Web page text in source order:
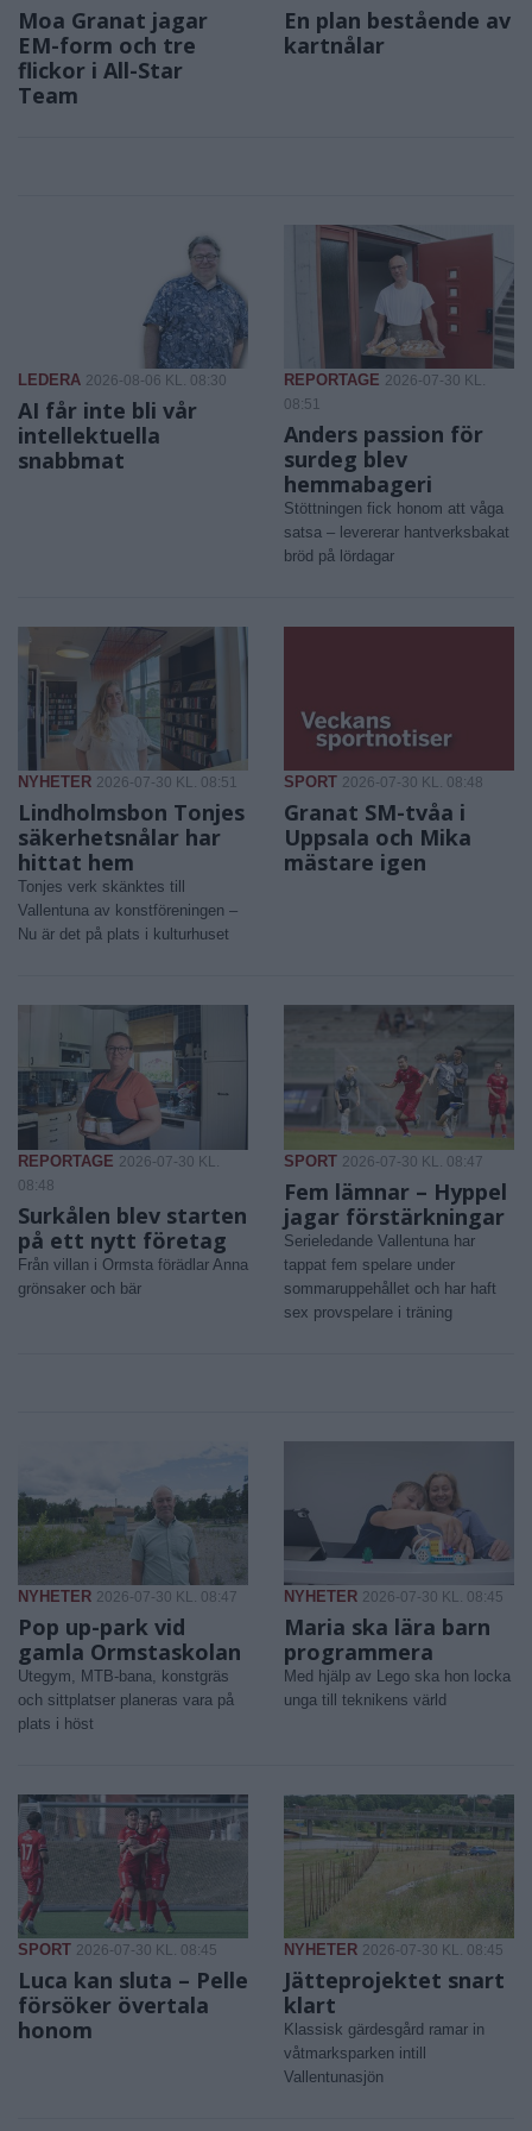
Moa Granat jagar
EM-form och tre
flickor i All-Star
Team
En plan bestående av
kartnålar
LEDERA 2026-08-06 KL. 08:30
AI får inte bli vår
intellektuella
snabbmat
REPORTAGE 2026-07-30 KL.
08:51
Anders passion för
surdeg blev
hemmabageri
Stöttningen fick honom att våga
satsa – levererar hantverksbakat
bröd på lördagar
NYHETER 2026-07-30 KL. 08:51
Lindholmsbon Tonjes
säkerhetsnålar har
hittat hem
Tonjes verk skänktes till
Vallentuna av konstföreningen –
Nu är det på plats i kulturhuset
SPORT 2026-07-30 KL. 08:48
Granat SM-tvåa i
Uppsala och Mika
mästare igen
REPORTAGE 2026-07-30 KL.
08:48
Surkålen blev starten
på ett nytt företag
Från villan i Ormsta förädlar Anna
grönsaker och bär
SPORT 2026-07-30 KL. 08:47
Fem lämnar – Hyppel
jagar förstärkningar
Serieledande Vallentuna har
tappat fem spelare under
sommaruppehållet och har haft
sex provspelare i träning
NYHETER 2026-07-30 KL. 08:47
Pop up-park vid
gamla Ormstaskolan
Utegym, MTB-bana, konstgräs
och sittplatser planeras vara på
plats i höst
NYHETER 2026-07-30 KL. 08:45
Maria ska lära barn
programmera
Med hjälp av Lego ska hon locka
unga till teknikens värld
SPORT 2026-07-30 KL. 08:45
Luca kan sluta – Pelle
försöker övertala
honom
NYHETER 2026-07-30 KL. 08:45
Jätteprojektet snart
klart
Klassisk gärdesgård ramar in
våtmarksparken intill
Vallentunasjön